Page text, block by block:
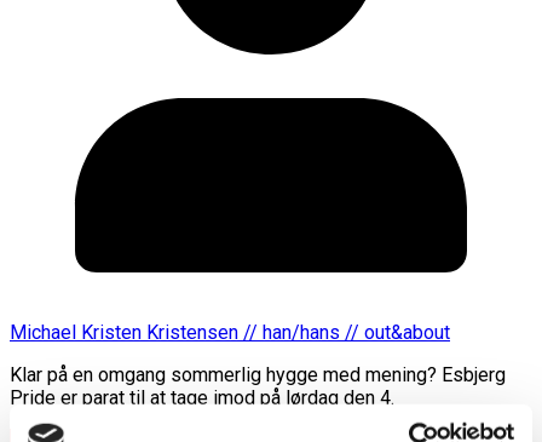
Michael Kristen Kristensen // han/hans // out&about
Klar på en omgang sommerlig hygge med mening? Esbjerg
Pride er parat til at tage imod på lørdag den 4.